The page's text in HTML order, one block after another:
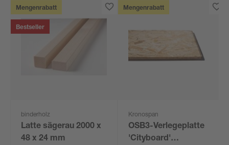
Mengenrabatt
Bestseller
binderholz
Latte sägerau 2000 x
48 x 24 mm
Mengenrabatt
Kronospan
OSB3-Verlegeplatte
'Cityboard'